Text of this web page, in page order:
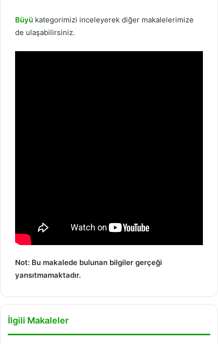
Büyü kategorimizi inceleyerek diğer makalelerimize
de ulaşabilirsiniz.
Not: Bu makalede bulunan bilgiler gerçeği
yansıtmamaktadır.
İlgili Makaleler